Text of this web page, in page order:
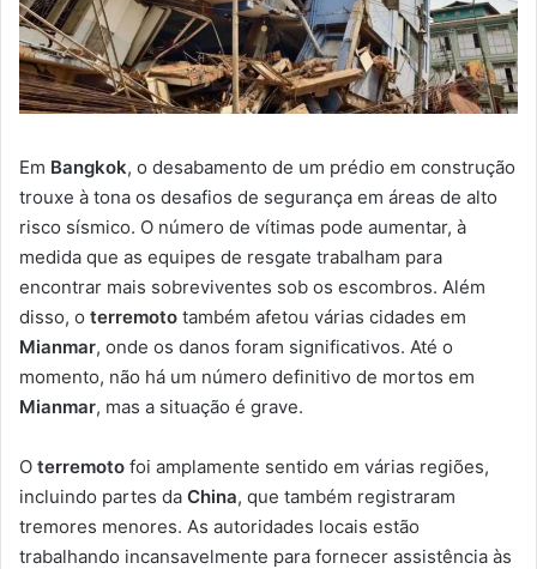
Em Bangkok, o desabamento de um prédio em construção
trouxe à tona os desafios de segurança em áreas de alto
risco sísmico. O número de vítimas pode aumentar, à
medida que as equipes de resgate trabalham para
encontrar mais sobreviventes sob os escombros. Além
disso, o terremoto também afetou várias cidades em
Mianmar, onde os danos foram significativos. Até o
momento, não há um número definitivo de mortos em
Mianmar, mas a situação é grave.
O terremoto foi amplamente sentido em várias regiões,
incluindo partes da China, que também registraram
tremores menores. As autoridades locais estão
trabalhando incansavelmente para fornecer assistência às